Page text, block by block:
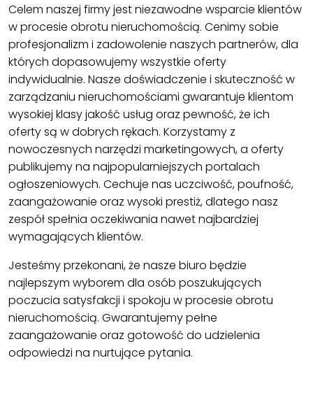
Celem naszej firmy jest niezawodne wsparcie klientów
w procesie obrotu nieruchomością. Cenimy sobie
profesjonalizm i zadowolenie naszych partnerów, dla
których dopasowujemy wszystkie oferty
indywidualnie. Nasze doświadczenie i skuteczność w
zarządzaniu nieruchomościami gwarantuje klientom
wysokiej klasy jakość usług oraz pewność, że ich
oferty są w dobrych rękach. Korzystamy z
nowoczesnych narzędzi marketingowych, a oferty
publikujemy na najpopularniejszych portalach
ogłoszeniowych. Cechuje nas uczciwość, poufność,
zaangażowanie oraz wysoki prestiż, dlatego nasz
zespół spełnia oczekiwania nawet najbardziej
wymagających klientów.
Jesteśmy przekonani, że nasze biuro będzie
najlepszym wyborem dla osób poszukujących
poczucia satysfakcji i spokoju w procesie obrotu
nieruchomością. Gwarantujemy pełne
zaangażowanie oraz gotowość do udzielenia
odpowiedzi na nurtujące pytania.